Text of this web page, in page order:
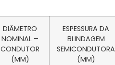
DIÂMETRO
NOMINAL –
CONDUTOR
(MM)
ESPESSURA DA
BLINDAGEM
SEMICONDUTORA
(MM)